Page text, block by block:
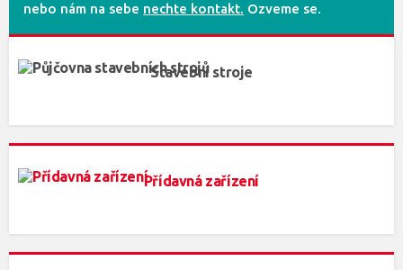
nebo nám na sebe nechte kontakt. Ozveme se.
Stavební stroje
Přídavná zařízení